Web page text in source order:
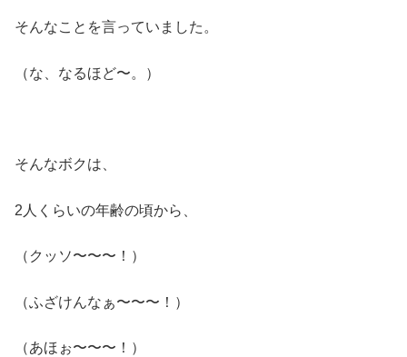
そんなことを言っていました。
（な、なるほど〜。）
そんなボクは、
2人くらいの年齢の頃から、
（クッソ〜〜〜！）
（ふざけんなぁ〜〜〜！）
（あほぉ〜〜〜！）